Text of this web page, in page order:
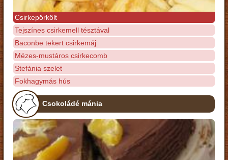
Csirkepörkölt
Tejszínes csirkemell tésztával
Baconbe tekert csirkemáj
Mézes-mustáros csirkecomb
Stefánia szelet
Fokhagymás hús
Csokoládé mánia